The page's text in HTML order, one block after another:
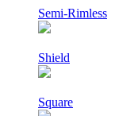
Semi-Rimless
Shield
Square